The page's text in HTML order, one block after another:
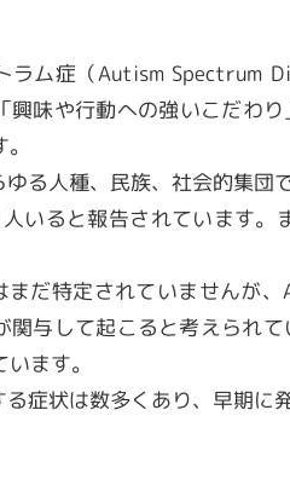
ラム症（Autism Spectrum
興味や行動への強いこだわ
ゆる人種、民族、社会的集団
人いると報告されています。
まだ特定されていませんが
関与して起こると考えられ
ます。
る症状は数多くあり、早期に